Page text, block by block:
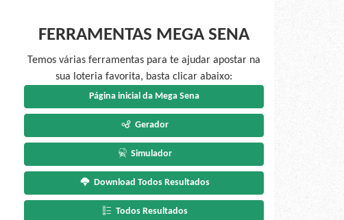
FERRAMENTAS MEGA SENA
Temos várias ferramentas para te ajudar apostar na
sua loteria favorita, basta clicar abaixo:
Página inicial da Mega Sena
Gerador
Simulador
Download Todos Resultados
Todos Resultados